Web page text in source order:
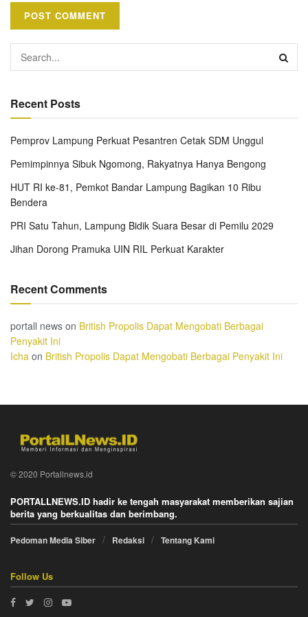
Recent Posts
Pemprov Lampung Perkuat Pesantren Cetak SDM Unggul
Pemimpinnya Sibuk Ngomong, Rakyatnya Hanya Bengong
HUT RI ke-81, Pemkot Bandar Lampung Bagikan 10 Ribu
Bendera
PRI Satu Tahun, Lampung Bidik Suara Besar di Pemilu 2029
Jihan Dorong Pramuka UIN RIL Perkuat Karakter
Recent Comments
portall news on British Propolis Dapat Mengobati Berbagai
Penyakit Ini
Icha on British Propolis Dapat Mengobati Berbagai Penyakit Ini
© 2020 Portallnews.id
PORTALLNEWS.ID hadir ke tengah masyarakat memberikan sajian
berita yang berkualitas dan berimbang.
Pedoman Media Siber Redaksi Tentang Kami
Follow Us